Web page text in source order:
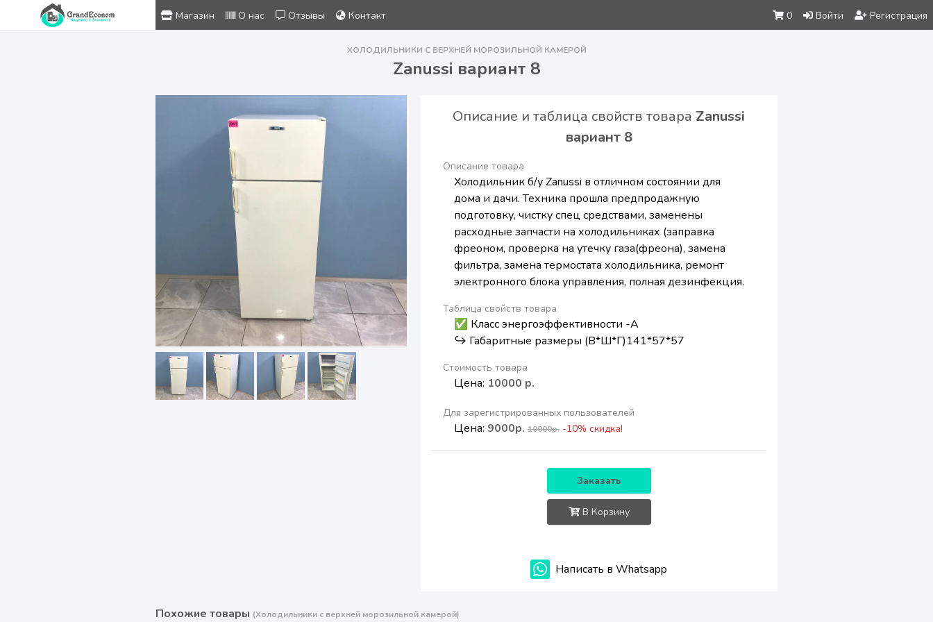
Магазин О нас Отзывы Контакт 0 Войти Регистрация
ХОЛОДИЛЬНИКИ С ВЕРХНЕЙ МОРОЗИЛЬНОЙ КАМЕРОЙ
Zanussi вариант 8
Описание и таблица свойств товара Zanussi
вариант 8
Описание товара
Холодильник б/у Zanussi в отличном состоянии для
дома и дачи. Техника прошла предпродажную
подготовку, чистку спец средствами, заменены
расходные запчасти на холодильниках (заправка
фреоном, проверка на утечку газа(фреона), замена
фильтра, замена термостата холодильника, ремонт
электронного блока управления, полная дезинфекция.
Таблица свойств товара
✅ Класс энергоэффективности -А
↪️ Габаритные размеры (В*Ш*Г)141*57*57
Стоимость товара
Цена: 10000 р.
Для зарегистрированных пользователей
Цена: 9000р. 10000р. -10% скидка!
Заказать
В Корзину
Написать в Whatsapp
Похожие товары (Холодильники с верхней морозильной камерой)